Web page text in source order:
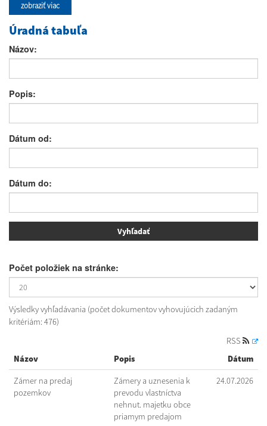
zobraziť viac
Úradná tabuľa
Názov:
Popis:
Dátum od:
Dátum do:
Počet položiek na stránke:
Výsledky vyhľadávania (počet dokumentov vyhovujúcich zadaným
kritériám: 476)
RSS
Názov
Popis Dátum
Zámer na predaj
pozemkov
Zámery a uznesenia k
prevodu vlastníctva
nehnut. majetku obce
priamym predajom
24.07.2026